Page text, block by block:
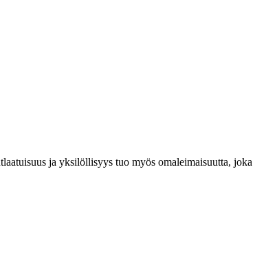
ja yksilöllisyys tuo myös omaleimaisuutta, joka